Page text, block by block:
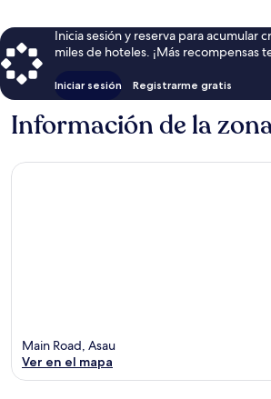
Inicia sesión y reserva para acumular
miles de hoteles. ¡Más recompensas
Iniciar sesión Registrarme gratis
Información de la
Main Road, Asau
Ver en el mapa